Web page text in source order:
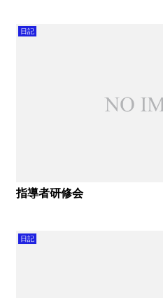
日記
指導者研修会
日記